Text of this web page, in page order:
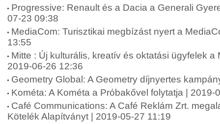
Progressive: Renault és a Dacia a Generali
07-23 09:38
MediaCom: Turisztikai megbízást nyert a
13:55
Mitte : Új kulturális, kreatív és oktatási ügyfelek a
2019-06-26 12:36
Geometry Global: A Geometry díjnyertes
Kométa: A Kométa a Próbakővel folytatja | 2019-
Café Communications: A Café Reklám Zrt.
Kötelék Alapítványt | 2019-05-27 11:19